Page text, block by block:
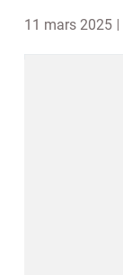
11 mars 2025